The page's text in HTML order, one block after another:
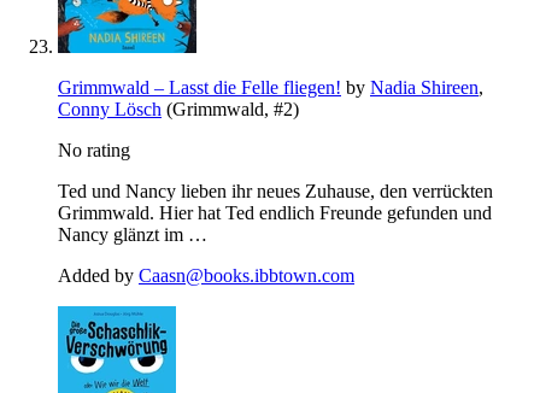
Grimmwald – Lasst die Felle fliegen! by Nadia Shireen,
Conny Lösch (Grimmwald, #2)
No rating
Ted und Nancy lieben ihr neues Zuhause, den verrückten
Grimmwald. Hier hat Ted endlich Freunde gefunden und
Nancy glänzt im …
Added by Caasn@books.ibbtown.com